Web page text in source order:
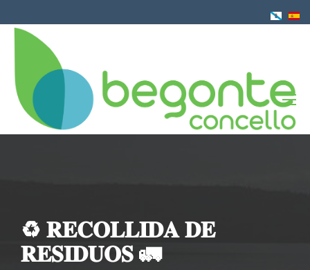
o
♻️ 𝐑𝐄𝐂𝐎𝐋𝐋𝐈𝐃𝐀 𝐃𝐄
𝐑𝐄𝐒𝐈𝐃𝐔𝐎𝐒 🚛